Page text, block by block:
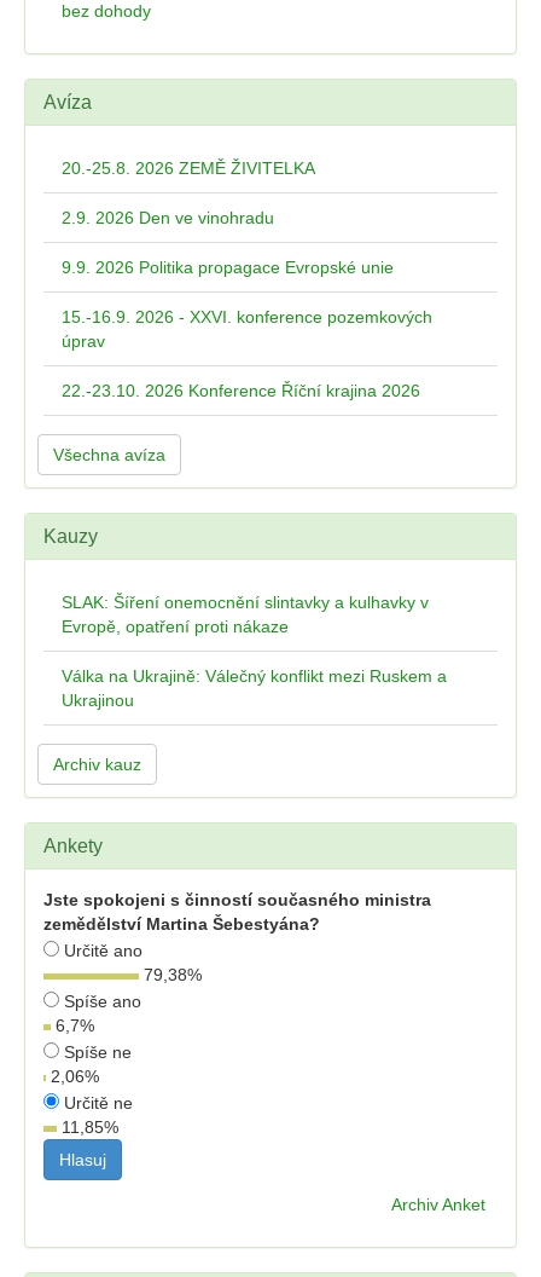
bez dohody
Avíza
20.-25.8. 2026 ZEMĚ ŽIVITELKA
2.9. 2026 Den ve vinohradu
9.9. 2026 Politika propagace Evropské unie
15.-16.9. 2026 - XXVI. konference pozemkových
úprav
22.-23.10. 2026 Konference Říční krajina 2026
Všechna avíza
Kauzy
SLAK: Šíření onemocnění slintavky a kulhavky v
Evropě, opatření proti nákaze
Válka na Ukrajině: Válečný konflikt mezi Ruskem a
Ukrajinou
Archiv kauz
Ankety
Jste spokojeni s činností současného ministra
zemědělství Martina Šebestyána?
Určitě ano
79,38%
Spíše ano
6,7%
Spíše ne
2,06%
Určitě ne
11,85%
Archiv Anket